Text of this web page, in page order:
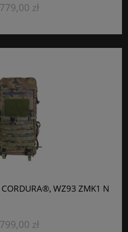
779,00 zł
WZ93 ZMK1 N
799,00 zł